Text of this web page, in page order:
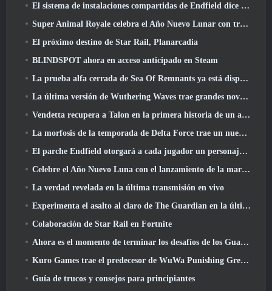
El sistema de instalaciones compartidas de Endfield dice sobre los jugadores
Super Animal Royale celebra el Año Nuevo Lunar con tres semanas de eventos de Super Horse
El próximo destino de Star Rail, Planarcadia
BLINDSPOT ahora en acceso anticipado en Steam
La prueba alfa cerrada de Sea Of Remnants ya está disponible
La última versión de Wuthering Waves trae grandes novedades y cambios en la calidad de vida
Vendetta recupera a Talon en la primera historia de un año de duración en Overwatch (Sin "2", Blizzard está dejando eso)
La morfosis de la temporada de Delta Force trae un nuevo mapa, Modos, Y mejoras solicitadas por los jugadores
El parche Endfield otorgará a cada jugador un personaje gratuito de seis estrellas de su elección
Celebre el Año Nuevo Luna con el lanzamiento de la maravilla invernal de Palia: Actualización de Año Nuevo de Riffrocin
La verdad revelada en la última transmisión en vivo
Experimenta el asalto al claro de The Guardian en la última actualización de Guild Wars 2 que comienza hoy
Colaboración de Star Rail en Fortnite
Ahora es el momento de terminar los desafíos de los Guardianes de la Llama en Path Of Exile durante Legacy Of Phrecia
Kuro Games trae el predecesor de WuWa Punishing Grey Raven a Steam
Guía de trucos y consejos para principiantes